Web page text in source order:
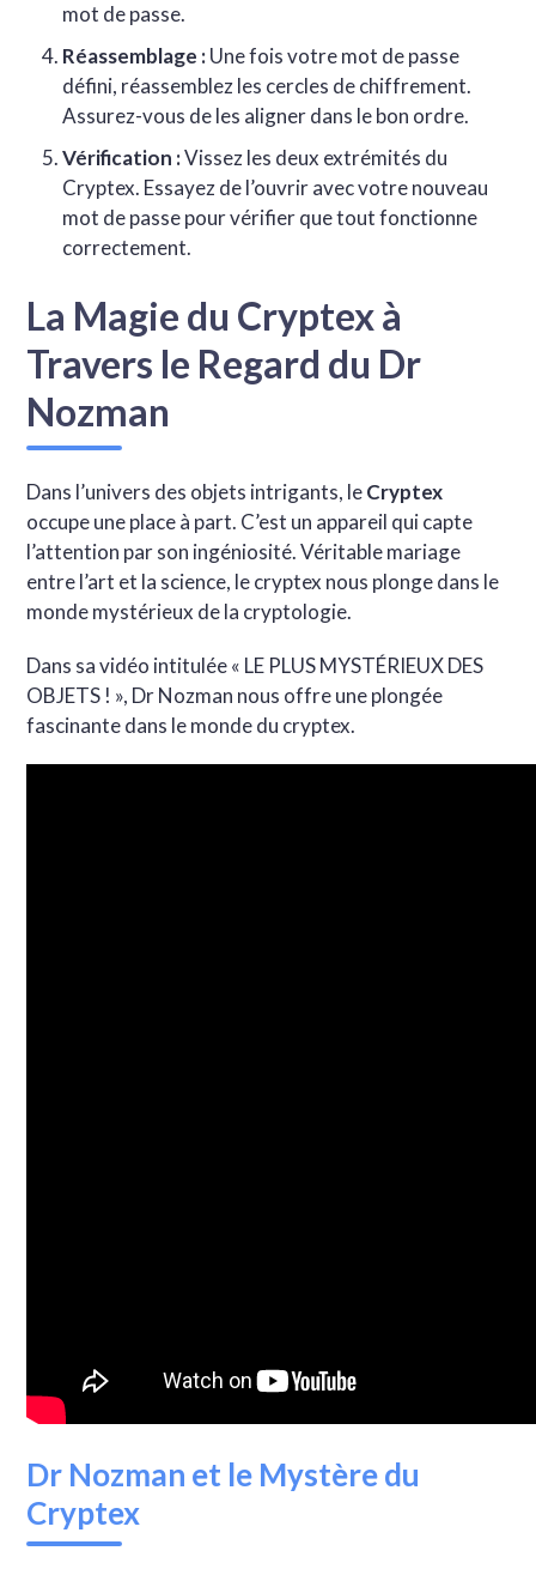
mot de passe.
Réassemblage :Une fois votre mot de passe
défini, réassemblez les cercles de chiffrement.
Assurez-vous de les aligner dans le bon ordre.
Vérification :Vissez les deux extrémités du
Cryptex. Essayez de l’ouvrir avec votre nouveau
mot de passe pour vérifier que tout fonctionne
correctement.
La Magie du Cryptex à
Travers le Regard du Dr
Nozman
Dans l’univers des objets intrigants, leCryptex
occupe une place à part. C’est un appareil qui capte
l’attention par son ingéniosité. Véritable mariage
entre l’art et la science, le cryptex nous plonge dans le
monde mystérieux de la cryptologie.
Dans sa vidéo intitulée « LE PLUS MYSTÉRIEUX DES
OBJETS ! », Dr Nozman nous offre une plongée
fascinante dans le monde du cryptex.
Dr Nozman et le Mystère du
Cryptex